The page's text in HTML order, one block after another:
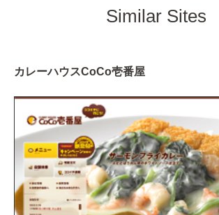
Similar Sites
カレーハウスCoCo壱番屋